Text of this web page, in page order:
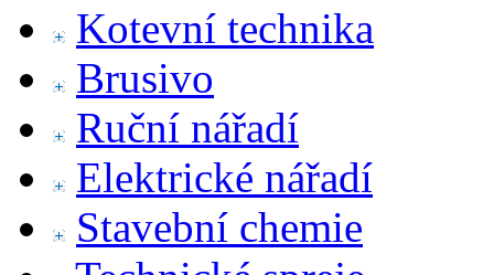
Kotevní technika
Brusivo
Ruční nářadí
Elektrické nářadí
Stavební chemie